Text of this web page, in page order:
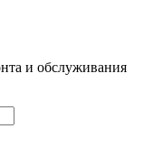
и обслуживания